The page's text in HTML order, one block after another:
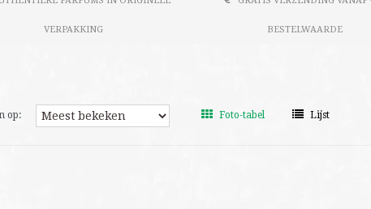
VERPAKKING BESTELWAARDE
op: Foto-tabel Lijst